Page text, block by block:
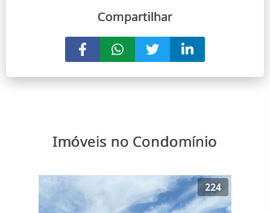
Compartilhar
Imóveis no Condomínio
224